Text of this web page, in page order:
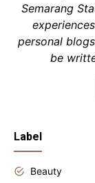
Semarang
personal
be
Label
Beauty